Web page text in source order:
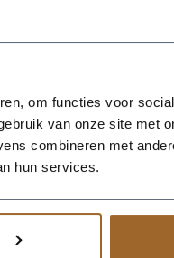
om functies voor
van onze site met
combineren met
hun services.
sfeer,
met
het
recht
zorgt
huis, op
kleuren